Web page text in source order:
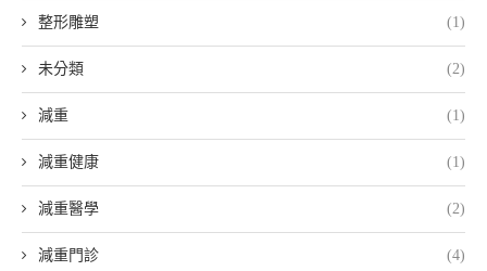
整形雕塑 (1)
未分類 (2)
減重 (1)
減重健康 (1)
減重醫學 (2)
減重門診 (4)